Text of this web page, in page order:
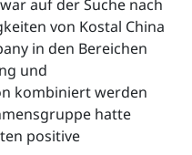
auf der Suche nach
von Kostal China
in den Bereichen
und
kombiniert werden
hatte
positive